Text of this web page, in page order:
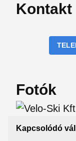
Kontakt
Fotók
Kapcsolódó